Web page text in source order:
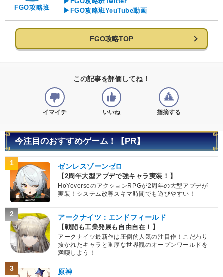
FGO攻略班
▶FGO攻略班YouTube動画
FGO攻略TOP
この記事を評価してね！
イマイチ いいね 指摘する
今注目のおすすめゲーム！【PR】
1 ゼンレスゾーンゼロ
【2周年大型アプデで強キャラ実装！】
HoYoverseのアクションRPGが2周年の大型アプデが
実装！システム改善スキマ時間でも遊びやすい！
2 アークナイツ：エンドフィールド
【戦闘も工業発展も自由自在！】
アークナイツ最新作は圧倒的人気の注目作！こだわり
抜かれたキャラと重厚な世界観のオープンワールドを
満喫しよう！
3 原神